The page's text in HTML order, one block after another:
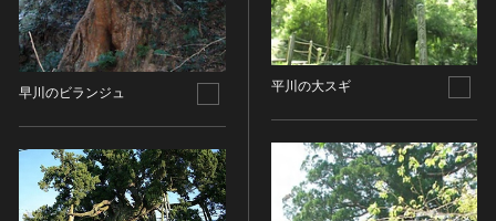
早川のビランジュ 平川の大スギ
染織
陶芸
その他
生活文化（食文化を除く）
食文化
その他